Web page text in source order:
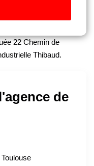
22 Chemin de
Thibaud.
de